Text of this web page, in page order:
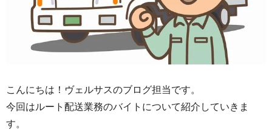
こんにちは！ヴェルサスのブログ担当です。
今回はルート配送業務のバイトについて紹介していきま
す。